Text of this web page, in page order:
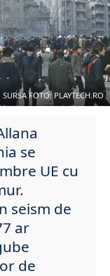
SURSA FOTO: PLAYTECH.RO
se
UE cu
seism de
ar
de